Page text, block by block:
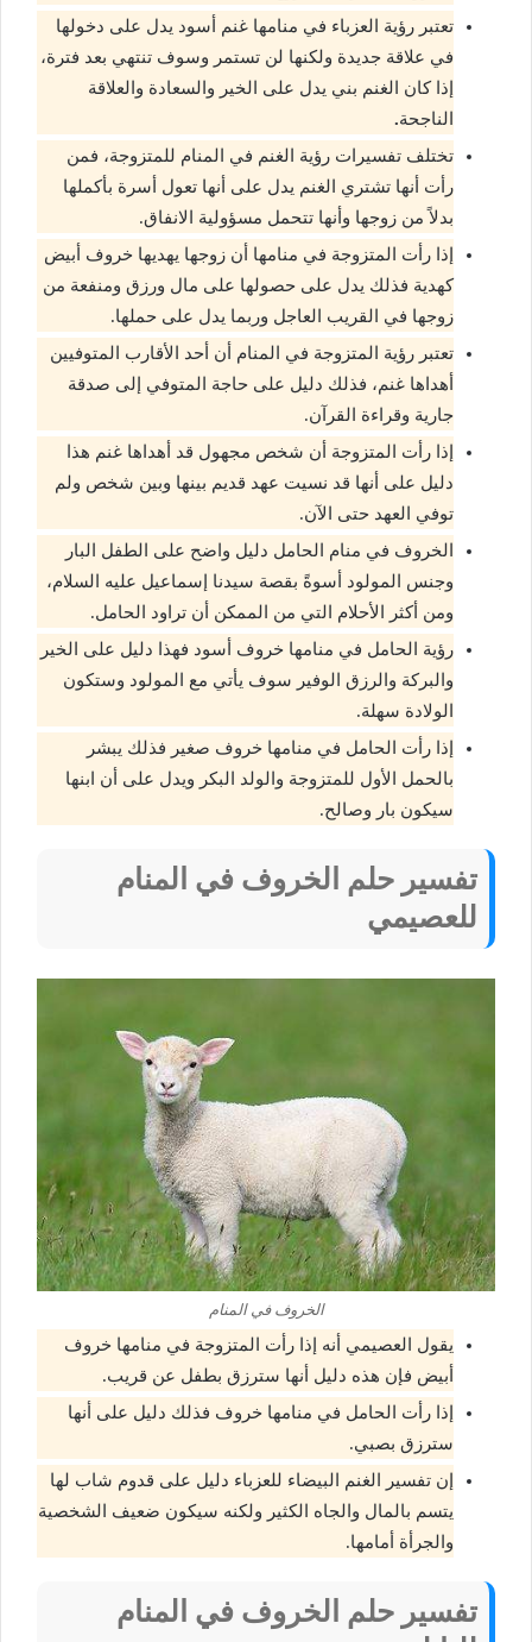
تعتبر رؤية العزباء في منامها غنم أسود يدل على دخولها
في علاقة جديدة ولكنها لن تستمر وسوف تنتهي بعد فترة،
إذا كان الغنم بني يدل على الخير والسعادة والعلاقة
الناجحة.
تختلف تفسيرات رؤية الغنم في المنام للمتزوجة، فمن
رأت أنها تشتري الغنم يدل على أنها تعول أسرة بأكملها
بدلاً من زوجها وأنها تتحمل مسؤولية الانفاق.
إذا رأت المتزوجة في منامها أن زوجها يهديها خروف أبيض
كهدية فذلك يدل على حصولها على مال ورزق ومنفعة من
زوجها في القريب العاجل وربما يدل على حملها.
تعتبر رؤية المتزوجة في المنام أن أحد الأقارب المتوفيين
أهداها غنم، فذلك دليل على حاجة المتوفي إلى صدقة
جارية وقراءة القرآن.
إذا رأت المتزوجة أن شخص مجهول قد أهداها غنم هذا
دليل على أنها قد نسيت عهد قديم بينها وبين شخص ولم
توفي العهد حتى الآن.
الخروف في منام الحامل دليل واضح على الطفل البار
وجنس المولود أسوةً بقصة سيدنا إسماعيل عليه السلام،
ومن أكثر الأحلام التي من الممكن أن تراود الحامل.
رؤية الحامل في منامها خروف أسود فهذا دليل على الخير
والبركة والرزق الوفير سوف يأتي مع المولود وستكون
الولادة سهلة.
إذا رأت الحامل في منامها خروف صغير فذلك يبشر
بالحمل الأول للمتزوجة والولد البكر ويدل على أن ابنها
سيكون بار وصالح.
تفسير حلم الخروف في المنام
للعصيمي
الخروف في المنام
يقول العصيمي أنه إذا رأت المتزوجة في منامها خروف
أبيض فإن هذه دليل أنها سترزق بطفل عن قريب.
إذا رأت الحامل في منامها خروف فذلك دليل على أنها
سترزق بصبي.
إن تفسير الغنم البيضاء للعزباء دليل على قدوم شاب لها
يتسم بالمال والجاه الكثير ولكنه سيكون ضعيف الشخصية
والجرأة أمامها.
تفسير حلم الخروف في المنام